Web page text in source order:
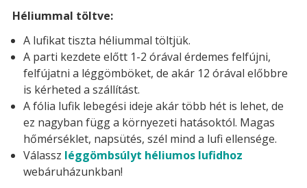
Héliummal töltve:
A lufikat tiszta héliummal töltjük.
A parti kezdete előtt 1-2 órával érdemes felfújni,
felfújatni a léggömböket, de akár 12 órával előbbre
is kérheted a szállítást.
A fólia lufik lebegési ideje akár több hét is lehet, de
ez nagyban függ a környezeti hatásoktól. Magas
hőmérséklet, napsütés, szél mind a lufi ellensége.
Válassz léggömbsúlyt héliumos lufidhoz
webáruházunkban!